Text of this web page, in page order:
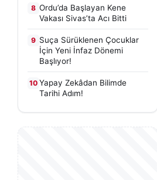
8 Ordu’da Başlayan Kene
Vakası Sivas’ta Acı Bitti
9 Suça Sürüklenen Çocuklar
İçin Yeni İnfaz Dönemi
Başlıyor!
10 Yapay Zekâdan Bilimde
Tarihi Adım!